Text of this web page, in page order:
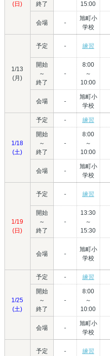
(日)
終了
15:00
会場 -
旭町小
学校
1/13
(月)
予定 - 練習
開始
～
終了
-
8:00
～
10:00
会場 -
旭町小
学校
1/18
(土)
予定 - 練習
開始
～
終了
-
8:00
～
10:00
会場 -
旭町小
学校
1/19
(日)
予定 - 練習
開始
～
終了
-
13:30
～
15:30
会場 -
旭町小
学校
1/25
(土)
予定 - 練習
開始
～
終了
-
8:00
～
10:00
会場 -
旭町小
学校
予定 - 練習